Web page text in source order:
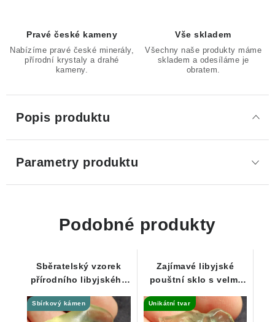
Pravé české kameny
Nabízíme pravé české minerály,
přírodní krystaly a drahé
kameny.
Vše skladem
Všechny naše produkty máme
skladem a odesíláme je
obratem.
Popis produktu
Parametry produktu
Podobné produkty
Sběratelský vzorek
přírodního libyjského
Sbírkový kámen
Zajímavé libyjské
pouštní sklo s velmi
g
Unikátní tvar